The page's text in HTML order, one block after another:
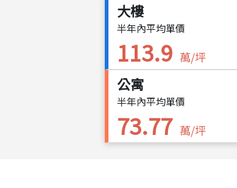
大樓
半年內平均單價
113.9 萬/坪
公寓
半年內平均單價
73.77 萬/坪